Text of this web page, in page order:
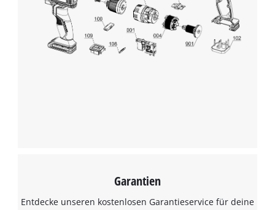
Garantien
Entdecke unseren kostenlosen Garantieservice für deine